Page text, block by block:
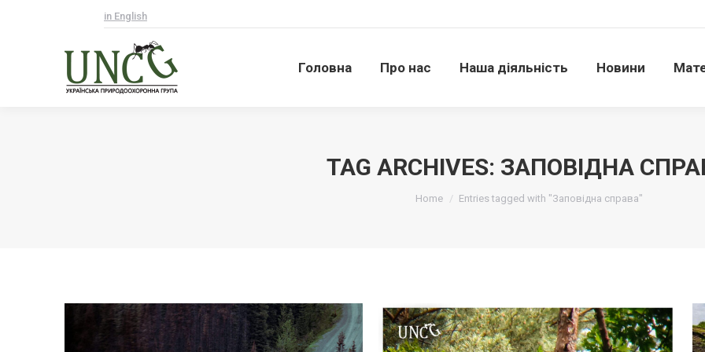
in English
Головна Про нас Наша діяльність Новини
TAG ARCHIVES: ЗАПОВІДНА
Home Entries tagged with "Заповідна справа"
Головна Про нас Наша діяльність Новини